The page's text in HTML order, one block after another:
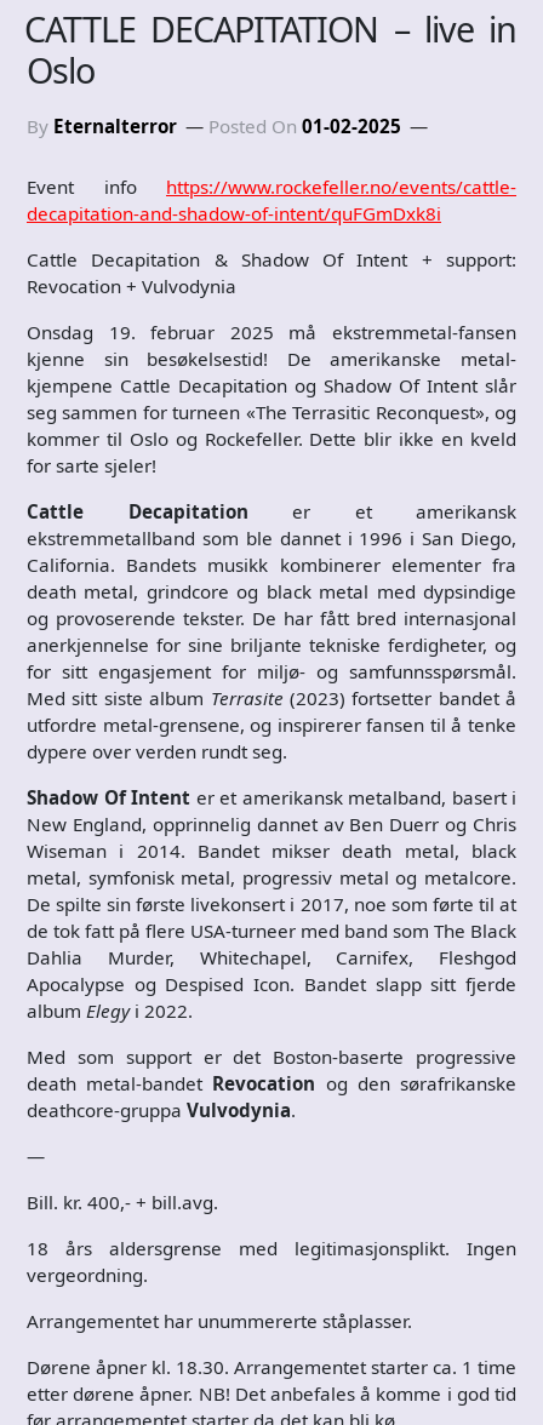
CATTLE DECAPITATION – live in
Oslo
By Eternalterror Posted On 01-02-2025
Event info https://www.rockefeller.no/events/cattle-
decapitation-and-shadow-of-intent/quFGmDxk8i
Cattle Decapitation & Shadow Of Intent + support:
Revocation + Vulvodynia
Onsdag 19. februar 2025 må ekstremmetal-fansen
kjenne sin besøkelsestid! De amerikanske metal-
kjempene Cattle Decapitation og Shadow Of Intent slår
seg sammen for turneen «The Terrasitic Reconquest», og
kommer til Oslo og Rockefeller. Dette blir ikke en kveld
for sarte sjeler!
Cattle Decapitation er et amerikansk
ekstremmetallband som ble dannet i 1996 i San Diego,
California. Bandets musikk kombinerer elementer fra
death metal, grindcore og black metal med dypsindige
og provoserende tekster. De har fått bred internasjonal
anerkjennelse for sine briljante tekniske ferdigheter, og
for sitt engasjement for miljø- og samfunnsspørsmål.
Med sitt siste album Terrasite (2023) fortsetter bandet å
utfordre metal-grensene, og inspirerer fansen til å tenke
dypere over verden rundt seg.
Shadow Of Intent er et amerikansk metalband, basert i
New England, opprinnelig dannet av Ben Duerr og Chris
Wiseman i 2014. Bandet mikser death metal, black
metal, symfonisk metal, progressiv metal og metalcore.
De spilte sin første livekonsert i 2017, noe som førte til at
de tok fatt på flere USA-turneer med band som The Black
Dahlia Murder, Whitechapel, Carnifex, Fleshgod
Apocalypse og Despised Icon. Bandet slapp sitt fjerde
album Elegyi 2022.
Med som support er det Boston-baserte progressive
death metal-bandet Revocation og den sørafrikanske
deathcore-gruppa Vulvodynia.
—
Bill. kr. 400,- + bill.avg.
18 års aldersgrense med legitimasjonsplikt. Ingen
vergeordning.
Arrangementet har unummererte ståplasser.
Dørene åpner kl. 18.30. Arrangementet starter ca. 1 time
etter dørene åpner. NB! Det anbefales å komme i god tid